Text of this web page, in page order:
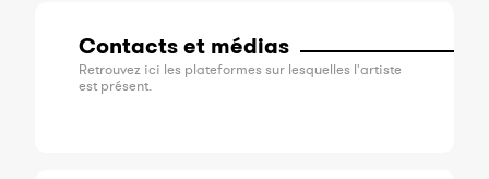
Contacts et médias
Retrouvez ici les plateformes sur lesquelles l'artiste
est présent.